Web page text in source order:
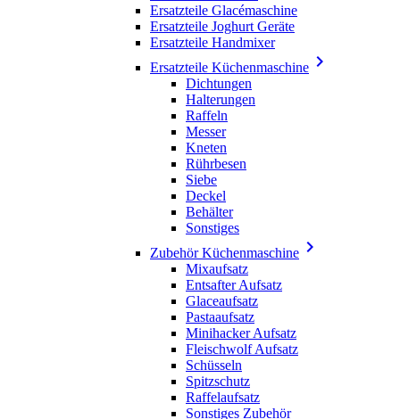
Ersatzteile Glacémaschine
Ersatzteile Joghurt Geräte
Ersatzteile Handmixer
Ersatzteile Küchenmaschine 
Dichtungen
Halterungen
Raffeln
Messer
Kneten
Rührbesen
Siebe
Deckel
Behälter
Sonstiges
Zubehör Küchenmaschine 
Mixaufsatz
Entsafter Aufsatz
Glaceaufsatz
Pastaaufsatz
Minihacker Aufsatz
Fleischwolf Aufsatz
Schüsseln
Spitzschutz
Raffelaufsatz
Sonstiges Zubehör